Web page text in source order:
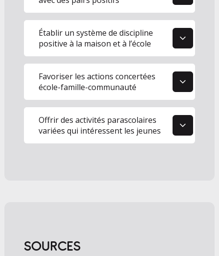
Établir un système de discipline
positive à la maison et à l’école
Favoriser les actions concertées
école-famille-communauté
Offrir des activités parascolaires
variées qui intéressent les jeunes
SOURCES